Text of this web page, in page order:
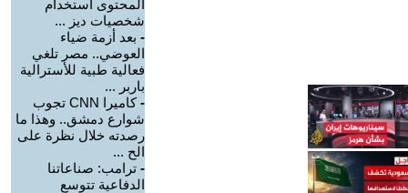
المحتوى استخدام
شخصيات ديز ...
- بعد أزمة ضياء
العوضي.. مصر تلغي
فعالية طبية للأسترالية
باربر ...
-
كاميرا CNN تجوب
شوارع دمشق.. وهذا ما
رصدته خلال نظرة على
الح ...
- ترامب: صناعاتنا
الدفاعية تتوسع